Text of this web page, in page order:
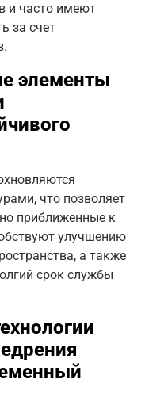
и часто имеют
за счет
элементы
что позволяет
приближенные к
улучшению
а также
срок службы